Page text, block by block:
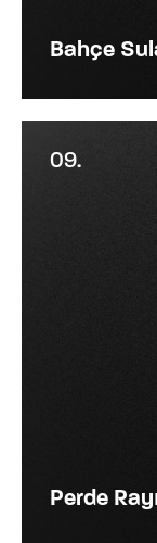
Bahçe
09.
Perde